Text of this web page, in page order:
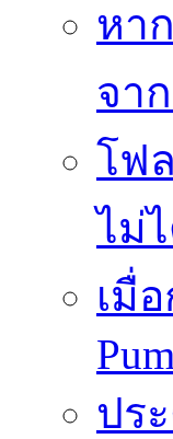
หา
จา
โฟ
ไม่
เมื่
ปร